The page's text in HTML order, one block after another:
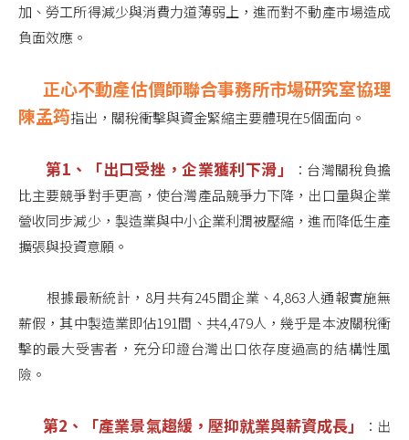
加、勞工所得減少與消費力道薄弱上，進而對不動產市場造成
負面效應。
正心不動產估價師聯合事務所市場研究室協理
陳孟筠指出，關稅衝擊與資金緊縮主要體現在5個面向。
第1、「出口受挫，企業獲利下滑」
：台灣關稅負擔
比主要競爭對手更高，使台灣產品競爭力下降，出口量與企業
營收同步減少，製造業與中小企業利潤被壓縮，進而降低生產
擴張與投資意願。
根據最新統計，8月共有245間企業、4,863人通報實施無
薪假，其中製造業即佔191間、共4,479人，幾乎是本波關稅衝
擊的最大受害者，充分印證台灣出口依存度過高的結構性風
險。
第2、「產業景氣趨緩，壓抑就業與薪資成長」
：出